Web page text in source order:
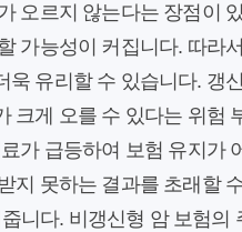
오르지 않는다는 장점이
가능성이 커집니다. 따라
유리할 수 있습니다. 갱
크게 오를 수 있다는 위험
가 급등하여 보험 유지가
지 못하는 결과를 초래할
니다. 비갱신형 암 보험의